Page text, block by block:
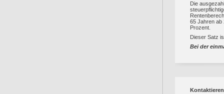
Die
65 Jahren ab
Prozent.
Dieser Satz
Bei der